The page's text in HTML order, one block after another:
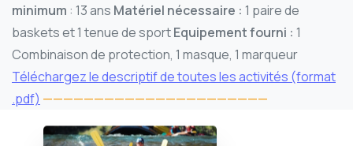
minimum : 13 ans Matériel nécessaire : 1 paire de
baskets et 1 tenue de sportEquipement fourni : 1
Combinaison de protection, 1 masque, 1 marqueur
Téléchargez le descriptif de toutes les activités (format
.pdf) ——————————————————————